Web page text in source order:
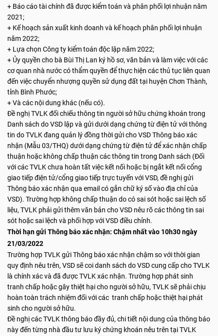
+ Báo cáo tài chính đã được kiểm toán và phân phối lợi nhuận năm
2021;
+ Kế hoạch sản xuất kinh doanh và kế hoạch phân phối lợi nhuận
năm 2022;
+ Lựa chọn Công ty kiểm toán độc lập năm 2022;
+ Ủy quyền cho bà Bùi Thị Lan ký hồ sơ, văn bản và làm việc với các
cơ quan nhà nước có thẩm quyền để thực hiện các thủ tục liên quan
đến việc chuyển nhượng quyền sử dụng đất tại huyện Chơn Thành,
tỉnh Bình Phước;
+ Và các nội dung khác (nếu có).
Đề nghị TVLK đối chiếu thông tin người sở hữu chứng khoán trong
Danh sách do VSD lập và gửi dưới dạng chứng từ điện tử với thông
tin do TVLK đang quản lý đồng thời gửi cho VSD Thông báo xác
nhận (Mẫu 03/THQ) dưới dạng chứng từ điện tử để xác nhận chấp
thuận hoặc không chấp thuận các thông tin trong Danh sách (Đối
với các TVLK chưa hoàn tất việc kết nối hoặc bị ngắt kết nối cổng
giao tiếp điện tử/cổng giao tiếp trực tuyến với VSD, đề nghị gửi
Thông báo xác nhận qua email có gắn chữ ký số vào địa chỉ của
VSD). Trường hợp không chấp thuận do có sai sót hoặc sai lệch số
liệu, TVLK phải gửi thêm văn bản cho VSD nêu rõ các thông tin sai
sót hoặc sai lệch và phối hợp với VSD điều chỉnh.
Thời hạn gửi Thông báo xác nhận: Chậm nhất vào 10h30 ngày
21/03/2022
Trường hợp TVLK gửi Thông báo xác nhận chậm so với thời gian
quy định nêu trên, VSD sẽ coi danh sách do VSD cung cấp cho TVLK
là chính xác và đã được TVLK xác nhận. Trường hợp phát sinh
tranh chấp hoặc gây thiệt hại cho người sở hữu, TVLK sẽ phải chịu
hoàn toàn trách nhiệm đối với các tranh chấp hoặc thiệt hại phát
sinh cho người sở hữu.
Đề nghị các TVLK thông báo đầy đủ, chi tiết nội dung của thông báo
này đến từng nhà đầu tư lưu ký chứng khoán nêu trên tại TVLK